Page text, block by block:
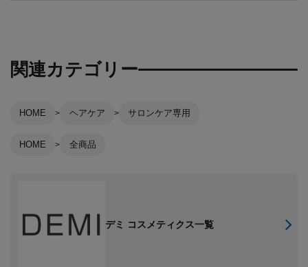
関連カテゴリー
HOME ヘアケア サロンケア専用
HOME 全商品
デミ コスメティクス一覧